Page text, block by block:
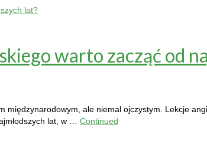
warto zacząć od
ale niemal ojczystym. Lekcje
lat, w … Continued